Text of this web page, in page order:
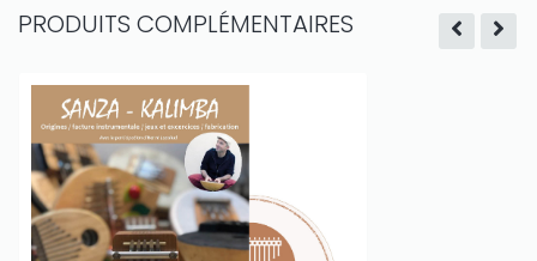
PRODUITS COMPLÉMENTAIRES